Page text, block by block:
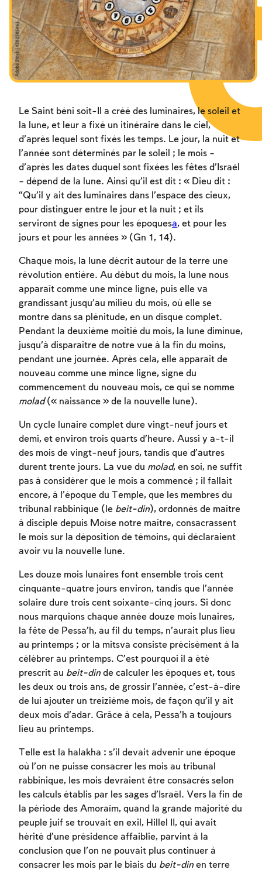
Les jeûnes liés à la destruction du Temple
Hanouca
Pourim
Les jeûnes liés à la destruction du Temple
Hanouca
Pourim
Le Saint béni soit-Il a créé des luminaires, le soleil et
la lune, et leur a fixé un itinéraire dans le ciel,
d’après lequel sont fixés les temps. Le jour, la nuit et
l’année sont déterminés par le soleil ; le mois –
d’après les dates duquel sont fixées les fêtes d’Israël
– dépend de la lune. Ainsi qu’il est dit : « Dieu dit :
“Qu’il y ait des luminaires dans l’espace des cieux,
pour distinguer entre le jour et la nuit ; et ils
serviront de signes pour les époquesa, et pour les
jours et pour les années » (Gn 1, 14).
Chaque mois, la lune décrit autour de la terre une
révolution entière. Au début du mois, la lune nous
apparaît comme une mince ligne, puis elle va
grandissant jusqu’au milieu du mois, où elle se
montre dans sa plénitude, en un disque complet.
Pendant la deuxième moitié du mois, la lune diminue,
jusqu’à disparaître de notre vue à la fin du moins,
pendant une journée. Après cela, elle apparaît de
nouveau comme une mince ligne, signe du
commencement du nouveau mois, ce qui se nomme
molad(« naissance » de la nouvelle lune).
Un cycle lunaire complet dure vingt-neuf jours et
demi, et environ trois quarts d’heure. Aussi y a-t-il
des mois de vingt-neuf jours, tandis que d’autres
durent trente jours. La vue du molad, en soi, ne suffit
pas à considérer que le mois a commencé ; il fallait
encore, à l’époque du Temple, que les membres du
tribunal rabbinique (le beit-din), ordonnés de maître
à disciple depuis Moïse notre maître, consacrassent
le mois sur la déposition de témoins, qui déclaraient
avoir vu la nouvelle lune.
Les douze mois lunaires font ensemble trois cent
cinquante-quatre jours environ, tandis que l’année
solaire dure trois cent soixante-cinq jours. Si donc
nous marquions chaque année douze mois lunaires,
la fête de Pessa’h, au fil du temps, n’aurait plus lieu
au printemps ; or la mitsva consiste précisément à la
célébrer au printemps. C’est pourquoi il a été
prescrit au beit-din de calculer les époques et, tous
les deux ou trois ans, de grossir l’année, c’est-à-dire
de lui ajouter un treizième mois, de façon qu’il y ait
deux mois d’adar. Grâce à cela, Pessa’h a toujours
lieu au printemps.
Telle est la halakha : s’il devait advenir une époque
où l’on ne puisse consacrer les mois au tribunal
rabbinique, les mois devraient être consacrés selon
les calculs établis par les sages d’Israël. Vers la fin de
la période des Amoraïm, quand la grande majorité du
peuple juif se trouvait en exil, Hillel II, qui avait
hérité d’une présidence affaiblie, parvint à la
conclusion que l’on ne pouvait plus continuer à
consacrer les mois par le biais du beit-din en terre
Les jeûnes liés à la destruction du Temple
Hanouca
Pourim